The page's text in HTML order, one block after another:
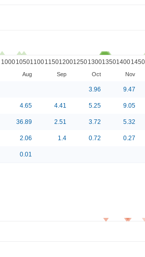
1000105011001150120012501300135014001450
Aug Sep Oct Nov
3.96 9.47
4.65 4.41 5.25 9.05
36.89 2.51 3.72 5.32
2.06 1.4 0.72 0.27
0.01